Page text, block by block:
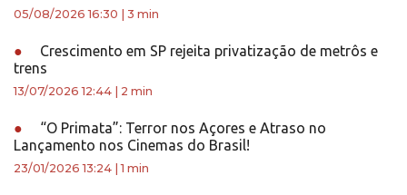
05/08/2026 16:30 3 min
●
Crescimento em SP rejeita privatização de metrôs e
trens
13/07/2026 12:44 2 min
●
“O Primata”: Terror nos Açores e Atraso no
Lançamento nos Cinemas do Brasil!
23/01/2026 13:24 |1 min